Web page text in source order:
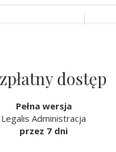
dostęp
Pełna wersja
Legalis Administracja
przez 7 dni